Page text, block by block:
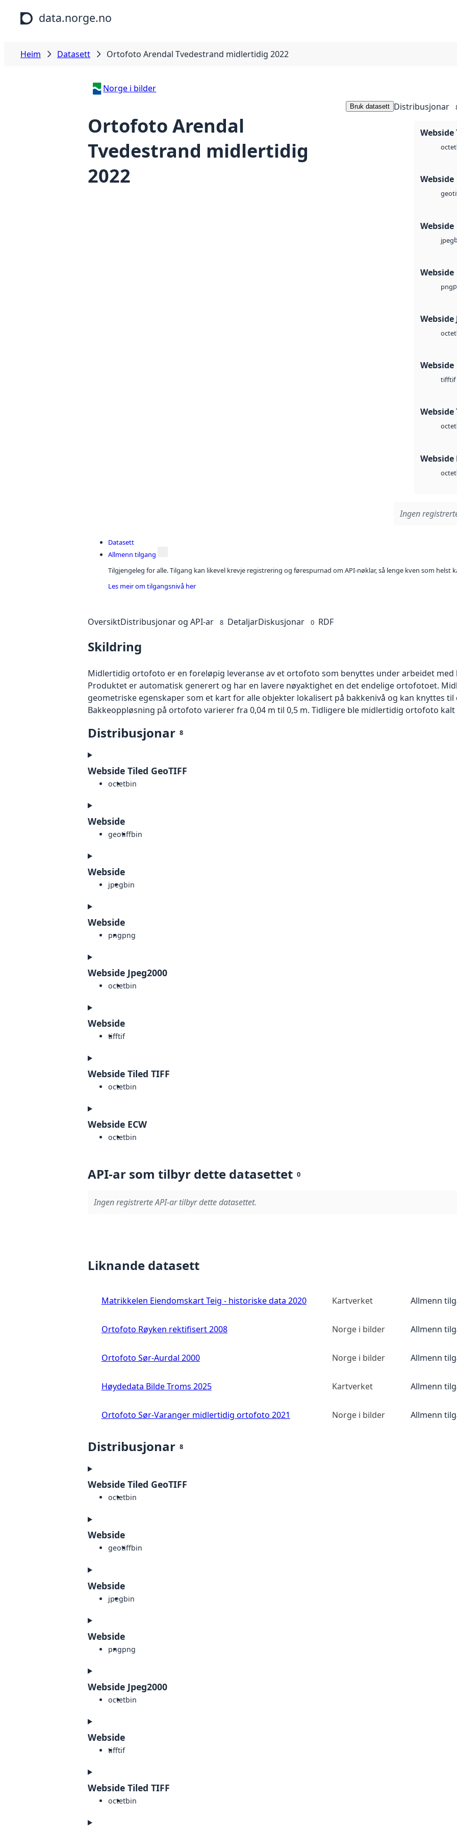
Hopp til hovudinnhald
data.norge.no
Heim Datasett Ortofoto Arendal Tvedestrand midlertidig 2022
Norge i bilder
Ortofoto Arendal
Tvedestrand midlertidig
2022
Bruk datasett Distribusjonar
Webside
octet
Webside
Webside
jpeg
Webside
png
Webside
octet
Webside
tifftif
Webside
octet
Webside
octet
Ingen
Datasett
Allmenn tilgang
Tilgjengeleg for alle. Tilgang kan likevel krevje registrering og førespurnad om API-nøklar, så lenge kven som helst
Les meir om tilgangsnivå her
OversiktDistribusjonar og API-ar 8 DetaljarDiskusjonar 0 RDF
Skildring
Midlertidig ortofoto er en foreløpig leveranse av et ortofoto som benyttes under arbeidet
Produktet er automatisk generert og har en lavere nøyaktighet en det endelige ortofotoet.
geometriske egenskaper som et kart for alle objekter lokalisert på bakkenivå og kan knyttes til
Bakkeoppløsning på ortofoto varierer fra 0,04 m til 0,5 m. Tidligere ble midlertidig ortofoto
Distribusjonar 8
Webside Tiled GeoTIFF
octetbin
Webside
geotiffbin
Webside
jpegbin
Webside
pngpng
Webside Jpeg2000
octetbin
Webside
tifftif
Webside Tiled TIFF
octetbin
Webside ECW
octetbin
API-ar som tilbyr dette datasettet 0
Ingen registrerte API-ar tilbyr dette datasettet.
Liknande datasett
Matrikkelen Eiendomskart Teig - historiske data 2020 Kartverket Allmenn
Ortofoto Røyken rektifisert 2008 Norge i bilder Allmenn
Ortofoto Sør-Aurdal 2000 Norge i bilder Allmenn
Høydedata Bilde Troms 2025 Kartverket Allmenn
Ortofoto Sør-Varanger midlertidig ortofoto 2021 Norge i bilder Allmenn
Distribusjonar 8
Webside Tiled GeoTIFF
octetbin
Webside
geotiffbin
Webside
jpegbin
Webside
pngpng
Webside Jpeg2000
octetbin
Webside
tifftif
Webside Tiled TIFF
octetbin